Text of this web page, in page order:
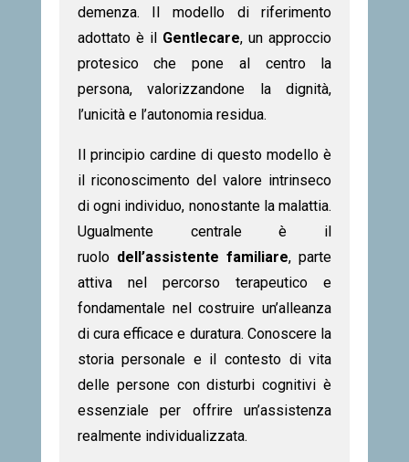
demenza. Il modello di riferimento
adottato è il Gentlecare, un approccio
protesico che pone al centro la
persona, valorizzandone la dignità,
l’unicità e l’autonomia residua.
Il principio cardine di questo modello è
il riconoscimento del valore intrinseco
di ogni individuo, nonostante la malattia.
Ugualmente centrale è il
ruolo dell’assistente familiare, parte
attiva nel percorso terapeutico e
fondamentale nel costruire un’alleanza
di cura efficace e duratura. Conoscere la
storia personale e il contesto di vita
delle persone con disturbi cognitivi è
essenziale per offrire un’assistenza
realmente individualizzata.